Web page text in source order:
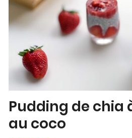
Pudding de chia
au coco